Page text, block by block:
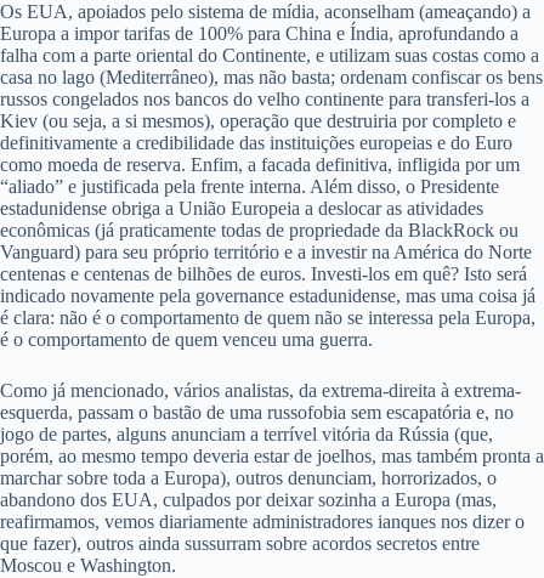
Os EUA, apoiados pelo sistema de mídia, aconselham (ameaçando) a
Europa a impor tarifas de 100% para China e Índia, aprofundando a
falha com a parte oriental do Continente, e utilizam suas costas como a
casa no lago (Mediterrâneo), mas não basta; ordenam confiscar os bens
russos congelados nos bancos do velho continente para transferi-los a
Kiev (ou seja, a si mesmos), operação que destruiria por completo e
definitivamente a credibilidade das instituições europeias e do Euro
como moeda de reserva. Enfim, a facada definitiva, infligida por um
“aliado” e justificada pela frente interna. Além disso, o Presidente
estadunidense obriga a União Europeia a deslocar as atividades
econômicas (já praticamente todas de propriedade da BlackRock ou
Vanguard) para seu próprio território e a investir na América do Norte
centenas e centenas de bilhões de euros. Investi-los em quê? Isto será
indicado novamente pela governance estadunidense, mas uma coisa já
é clara: não é o comportamento de quem não se interessa pela Europa,
é o comportamento de quem venceu uma guerra.
Como já mencionado, vários analistas, da extrema-direita à extrema-
esquerda, passam o bastão de uma russofobia sem escapatória e, no
jogo de partes, alguns anunciam a terrível vitória da Rússia (que,
porém, ao mesmo tempo deveria estar de joelhos, mas também pronta a
marchar sobre toda a Europa), outros denunciam, horrorizados, o
abandono dos EUA, culpados por deixar sozinha a Europa (mas,
reafirmamos, vemos diariamente administradores ianques nos dizer o
que fazer), outros ainda sussurram sobre acordos secretos entre
Moscou e Washington.